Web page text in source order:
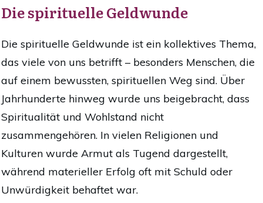
Die spirituelle Geldwunde
Die spirituelle Geldwunde ist ein kollektives Thema,
das viele von uns betrifft – besonders Menschen, die
auf einem bewussten, spirituellen Weg sind. Über
Jahrhunderte hinweg wurde uns beigebracht, dass
Spiritualität und Wohlstand nicht
zusammengehören. In vielen Religionen und
Kulturen wurde Armut als Tugend dargestellt,
während materieller Erfolg oft mit Schuld oder
Unwürdigkeit behaftet war.